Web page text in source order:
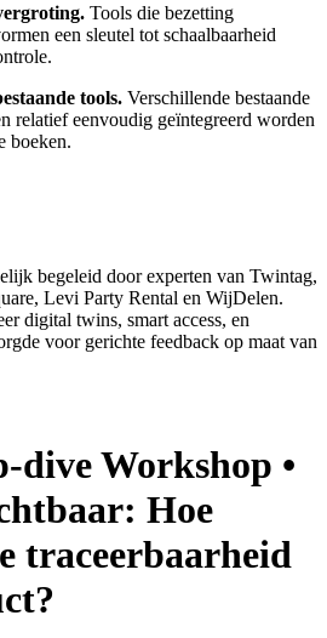
Tools die bezetting
een sleutel tot schaalbaarheid
tools. Verschillende bestaande
relatief eenvoudig geïntegreerd worden
boeken.
begeleid door experten van Twintag,
Levi Party Rental en WijDelen.
digital twins, smart access, en
voor gerichte feedback op maat van
dive Workshop •
Hoe
traceerbaarheid